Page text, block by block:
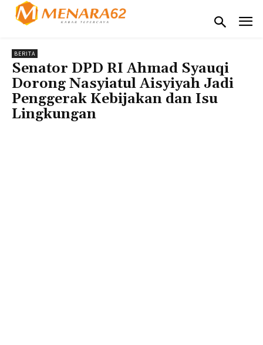
BERITA
Senator DPD RI Ahmad Syauqi
Dorong Nasyiatul Aisyiyah Jadi
Penggerak Kebijakan dan Isu
Lingkungan